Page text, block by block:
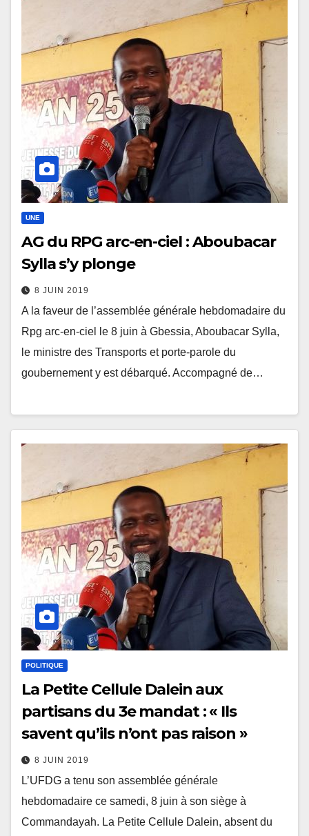
UNE
AG du RPG arc-en-ciel : Aboubacar
Sylla s’y plonge
8 JUIN 2019
A la faveur de l’assemblée générale hebdomadaire du
Rpg arc-en-ciel le 8 juin à Gbessia, Aboubacar Sylla,
le ministre des Transports et porte-parole du
goubernement y est débarqué. Accompagné de…
POLITIQUE
La Petite Cellule Dalein aux
partisans du 3e mandat : « Ils
savent qu’ils n’ont pas raison »
8 JUIN 2019
L’UFDG a tenu son assemblée générale
hebdomadaire ce samedi, 8 juin à son siège à
Commandayah. La Petite Cellule Dalein, absent du